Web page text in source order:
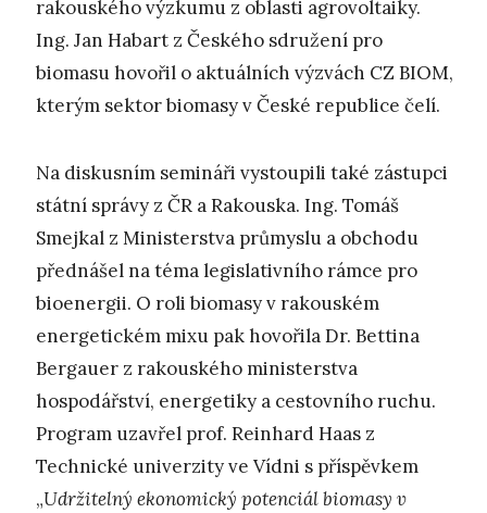
rakouského výzkumu z oblasti agrovoltaiky.
Ing. Jan Habart z Českého sdružení pro
biomasu hovořil o aktuálních výzvách CZ BIOM,
kterým sektor biomasy v České republice čelí.
Na diskusním semináři vystoupili také zástupci
státní správy z ČR a Rakouska. Ing. Tomáš
Smejkal z Ministerstva průmyslu a obchodu
přednášel na téma legislativního rámce pro
bioenergii. O roli biomasy v rakouském
energetickém mixu pak hovořila Dr. Bettina
Bergauer z rakouského ministerstva
hospodářství, energetiky a cestovního ruchu.
Program uzavřel prof. Reinhard Haas z
Technické univerzity ve Vídni s příspěvkem
„Udržitelný ekonomický potenciál biomasy v